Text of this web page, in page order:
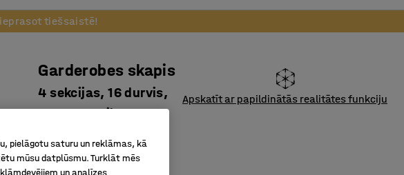
tiešsaistē!
Garderobes skapis
4 sekcijas, 16 durvis,
1200mm, zila
Apskatīt ar papildinātās realitātes funkciju
8, 12 vai 16 nodalījumi
pielāgotu saturu un reklāmas, kā
mūsu datplūsmu. Turklāt mēs
un analīzes